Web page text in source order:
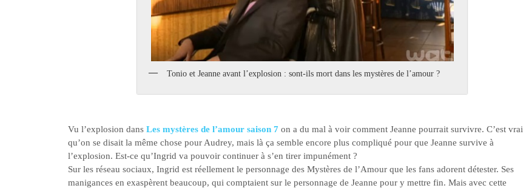
Tonio et Jeanne avant l’explosion : sont-ils mort dans les mystères de l’amour ?
Vu l’explosion dans Les mystères de l’amour saison 7 on a du mal à voir comment Jeanne pourrait survivre. C’est vrai
qu’on se disait la même chose pour Audrey, mais là ça semble encore plus compliqué pour que Jeanne survive à
l’explosion. Est-ce qu’Ingrid va pouvoir continuer à s’en tirer impunément ?
Sur les réseau sociaux, Ingrid est réellement le personnage des Mystères de l’Amour que les fans adorent détester. Ses
manigances en exaspèrent beaucoup, qui comptaient sur le personnage de Jeanne pour y mettre fin. Mais avec cette